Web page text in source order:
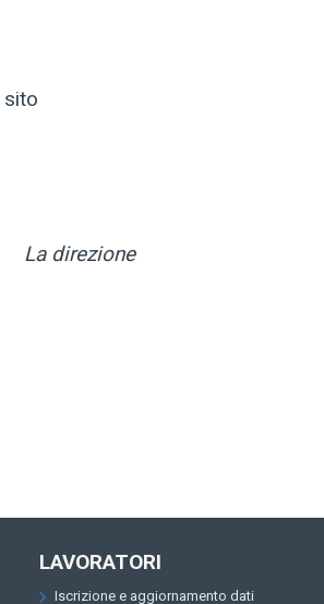
sito
La direzione
LAVORATORI
Iscrizione e aggiornamento dati